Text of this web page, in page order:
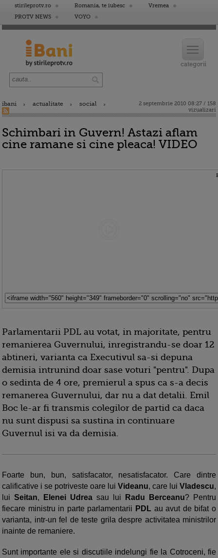
stirileprotv.ro Romania, te iubesc
Vremea
PROTV NEWS
VOYO
ibani actualitate social
2 septembrie 2010 08:27 / 158
vizualizari
Schimbari in Guvern! Astazi aflam
cine ramane si cine pleaca! VIDEO
Parlamentarii PDL au votat, in majoritate, pentru
remanierea Guvernului, inregistrandu-se doar 12
abtineri, varianta ca Executivul sa-si depuna
demisia intrunind doar sase voturi "pentru". Dupa
o sedinta de 4 ore, premierul a spus ca s-a decis
remanerea Guvernului, dar nu a dat detalii. Emil
Boc le-ar fi transmis colegilor de partid ca daca
nu sunt dispusi sa sustina in continuare
Guvernul isi va da demisia.
Foarte bun, bun, satisfacator, nesatisfacator. Care dintre
calificative i se potriveste oare lui Videanu, care lui Vladescu,
lui Seitan, Elenei Udrea sau lui Radu Berceanu? Pentru
fiecare ministru in parte parlamentarii PDL au avut de bifat o
varianta, intr-un fel de teste grila despre activitatea ministrilor
inainte de remaniere.
Sunt importante ele si discutiile indelungi fie la Cotroceni, fie